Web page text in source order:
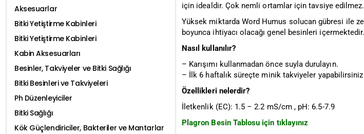
için idealdir. Çok nemli ortamlar için tavsiye edilmez.
Yüksek miktarda Word Humus solucan gübresi ile
boyunca ihtiyacı olacağı genel besinleri
Nasıl kullanılır?
– Karışımı kullanmadan önce suyla durulayın.
– İlk 6 haftalık süreçte minik takviyeler
Özellikleri nelerdir?
İletkenlik (EC): 1.5 – 2.2 mS/cm , pH: 6.5-7.9
Plagron Besin Tablosu için tıklayınız
Aksesuarlar
Bitki Yetiştirme Kabinleri
Bitki Yetiştirme Kabinleri
Kabin Aksesuarları
Besinler, Takviyeler ve Bitki Sağlığı
Bitki Besinleri ve Takviyeleri
Ph Düzenleyiciler
Bitki Sağlığı
Kök Güçlendiriciler, Bakteriler ve Mantarlar